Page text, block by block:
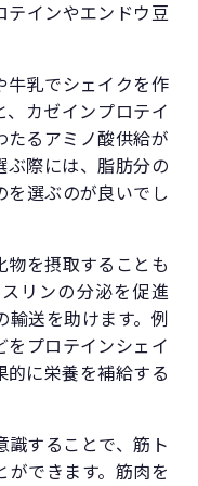
テインやエンドウ豆
牛乳でシェイクを作
、カゼインプロテイ
たるアミノ酸供給が
ぶ際には、脂肪分の
を選ぶのが良いでし
物を摂取することも
リンの分泌を促進
輸送を助けます。例
をプロテインシェイ
的に栄養を補給する
識することで、筋ト
ができます。筋肉を